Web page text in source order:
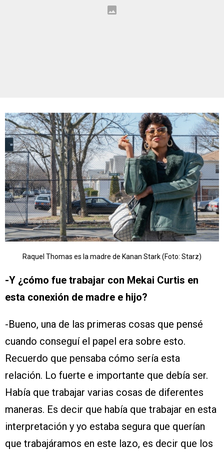
Raquel Thomas es la madre de Kanan Stark (Foto: Starz)
-Y ¿cómo fue trabajar con Mekai Curtis en
esta conexión de madre e hijo?
-Bueno, una de las primeras cosas que pensé
cuando conseguí el papel era sobre esto.
Recuerdo que pensaba cómo sería esta
relación. Lo fuerte e importante que debía ser.
Había que trabajar varias cosas de diferentes
maneras. Es decir que había que trabajar en esta
interpretación y yo estaba segura que querían
que trabajáramos en este lazo, es decir que los